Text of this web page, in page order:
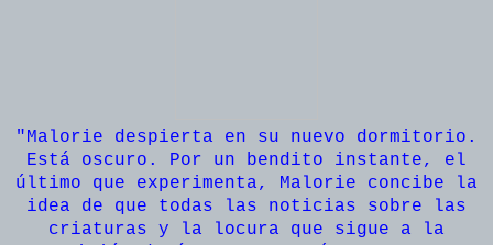
"Malorie despierta en su nuevo dormitorio.
Está oscuro. Por un bendito instante, el
último que experimenta, Malorie concibe la
idea de que todas las noticias sobre las
criaturas y la locura que sigue a la